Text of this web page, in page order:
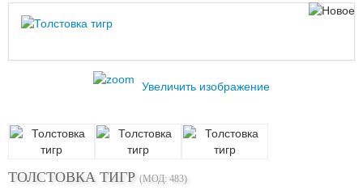
Увеличить изображение
ТОЛСТОВКА ТИГР (МОД: 483)